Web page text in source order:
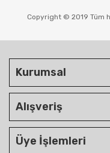
Copyright © 2019 Tüm
Kurumsal
Alışveriş
Üye İşlemleri